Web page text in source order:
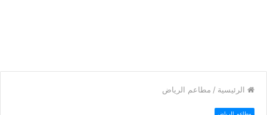
الرئيسية / مطاعم الرياض
مطاعم الرياض